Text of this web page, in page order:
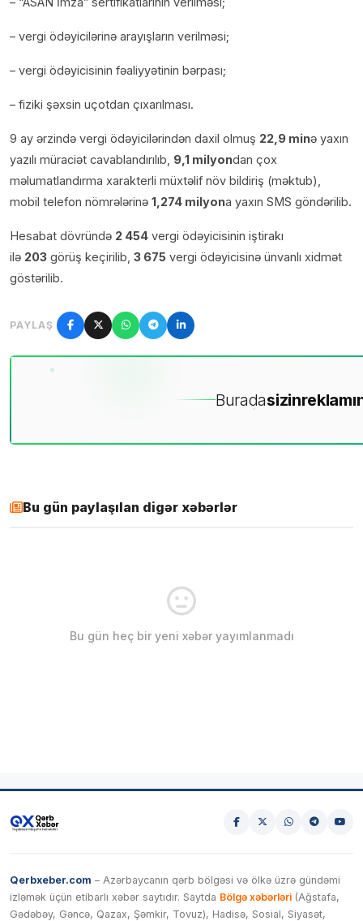
– vergi ödəyicilərinə arayışların verilməsi;
– vergi ödəyicisinin fəaliyyətinin bərpası;
– fiziki şəxsin uçotdan çıxarılması.
9 ay ərzində vergi ödəyicilərindən daxil olmuş 22,9 minə yaxın
yazılı müraciət cavablandırılıb, 9,1 milyondan çox
məlumatlandırma xarakterli müxtəlif növ bildiriş (məktub),
mobil telefon nömrələrinə 1,274 milyona yaxın SMS göndərilib.
Hesabat dövründə 2 454 vergi ödəyicisinin iştirakı
ilə 203 görüş keçirilib, 3 675 vergi ödəyicisinə ünvanlı xidmət
göstərilib.
PAYLAŞ
Buradasizin
Bu gün paylaşılan digər xəbərlər
Bu gün heç bir yeni xəbər yayımlanmadı
Qerbxeber.com – Azərbaycanın qərb bölgəsi və ölkə üzrə gündəmi
izləmək üçün etibarlı xəbər saytıdır. Saytda Bölgə xəbərləri (Ağstafa,
Gədəbəy, Gəncə, Qazax, Şəmkir, Tovuz), Hadisə, Sosial, Siyasət,